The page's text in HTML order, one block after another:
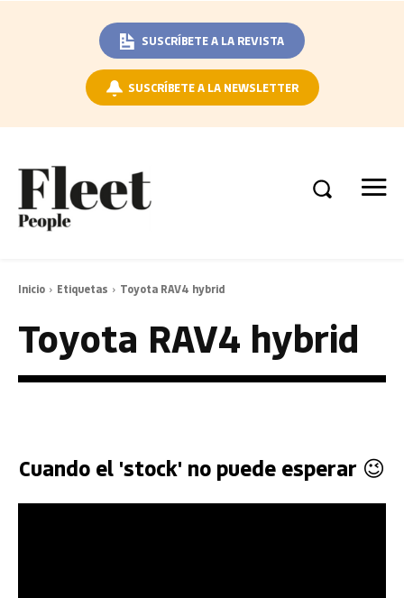
SUSCRÍBETE A LA REVISTA
SUSCRÍBETE A LA NEWSLETTER
Inicio Etiquetas Toyota RAV4 hybrid
Toyota RAV4 hybrid
Cuando el 'stock' no puede esperar 😉